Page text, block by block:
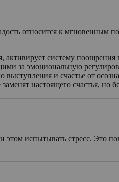
относится к
систему
за эмоциональную
выступления и счастье от
настоящего счастья, но
этом испытывать стресс. Это